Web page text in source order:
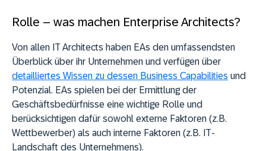
Rolle – was machen Enterprise Architects?
Von allen IT Architects haben EAs den umfassendsten
Überblick über ihr Unternehmen und verfügen über
detailliertes Wissen zu dessen Business Capabilities und
Potenzial. EAs spielen bei der Ermittlung der
Geschäftsbedürfnisse eine wichtige Rolle und
berücksichtigen dafür sowohl externe Faktoren (z.B.
Wettbewerber) als auch interne Faktoren (z.B. IT-
Landschaft des Unternehmens).